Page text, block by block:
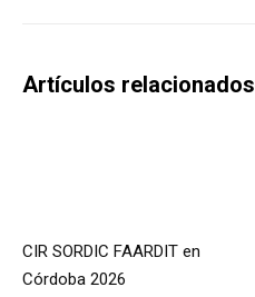
Artículos relacionados
CIR SORDIC FAARDIT en
Córdoba 2026